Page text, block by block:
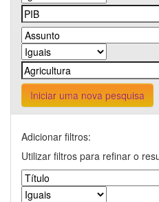
Iniciar uma nova pesquisa
Adicionar filtros:
Utilizar filtros para refinar o